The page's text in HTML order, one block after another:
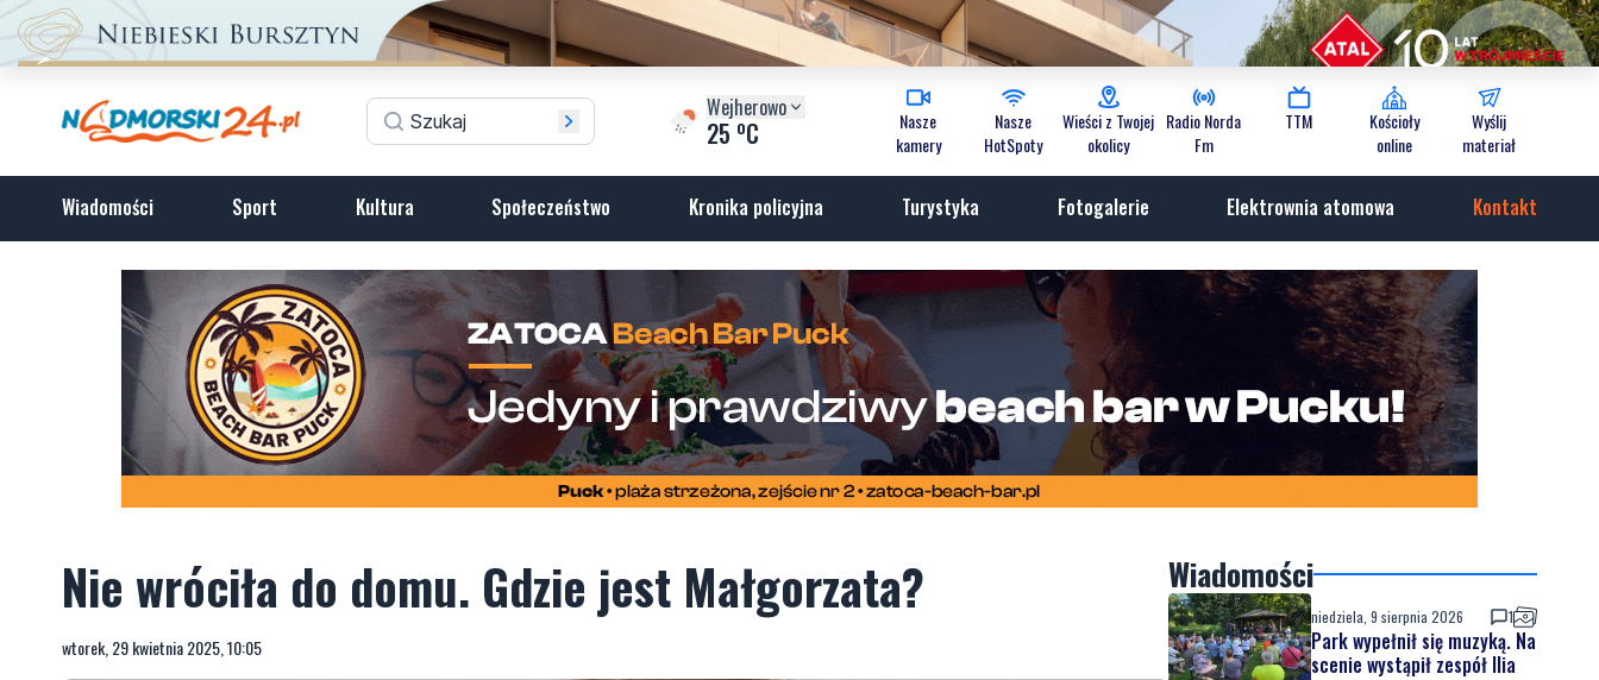
Wejherowo
25 oC
Nasze
kamery
Nasze
HotSpoty
Wieści z Twojej
okolicy
Radio Norda
Fm
TTM
Kościoły
online
Wyślij
materiał
Wiadomości Sport Kultura Społeczeństwo Kronika policyjna Turystyka Fotogalerie Elektrownia atomowa Kontakt
Nie wróciła do domu. Gdzie jest Małgorzata?
wtorek, 29 kwietnia 2025, 10:05
Wiadomości
niedziela, 9 sierpnia 2026 1
Park wypełnił się muzyką. Na
scenie wystąpił zespół Ilia